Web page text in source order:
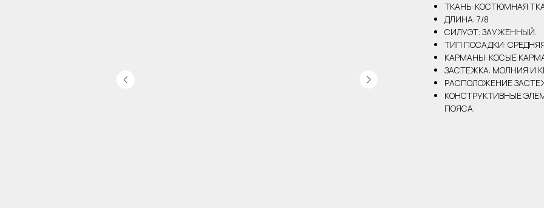
ТКАНЬ: КОСТЮМНАЯ
ДЛИНА: 7/8
СИЛУЭТ: ЗАУЖЕННЫЙ.
ТИП ПОСАДКИ:
КАРМАНЫ: КОСЫЕ
ЗАСТЕЖКА: МОЛНИЯ И
РАСПОЛОЖЕНИЕ
КОНСТРУКТИВНЫЕ
ПОЯСА.